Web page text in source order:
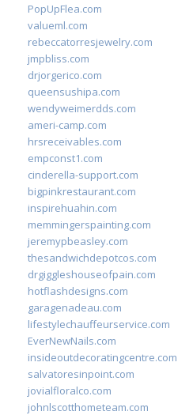
PopUpFlea.com
valueml.com
rebeccatorresjewelry.com
jmpbliss.com
drjorgerico.com
queensushipa.com
wendyweimerdds.com
ameri-camp.com
hrsreceivables.com
empconst1.com
cinderella-support.com
bigpinkrestaurant.com
inspirehuahin.com
memmingerspainting.com
jeremypbeasley.com
thesandwichdepotcos.com
drgiggleshouseofpain.com
hotflashdesigns.com
garagenadeau.com
lifestylechauffeurservice.com
EverNewNails.com
insideoutdecoratingcentre.com
salvatoresinpoint.com
jovialfloralco.com
johnlscotthometeam.com